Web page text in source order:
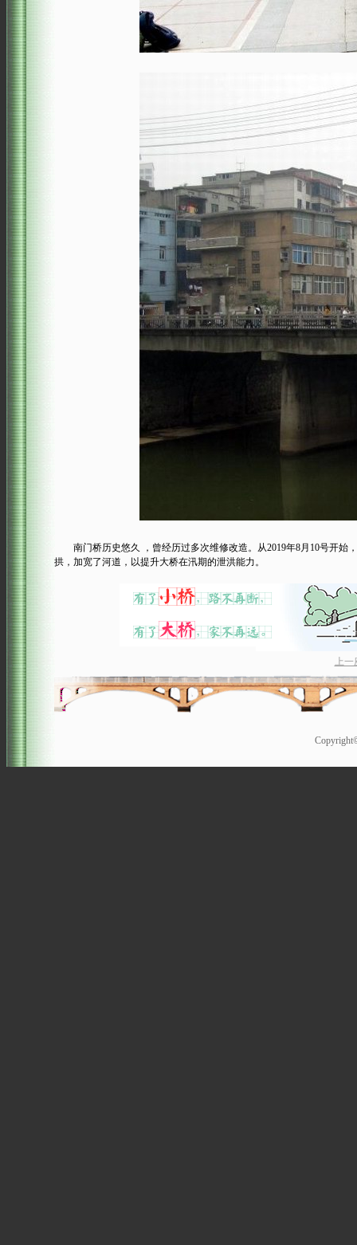
南门桥历史悠久 ，曾经历过多次维修改造。从2019年8月10号开始
拱，加宽了河道，以提升大桥在汛期的泄洪能力。
上一